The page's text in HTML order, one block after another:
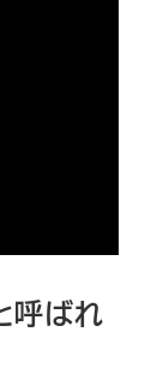
呼ばれ